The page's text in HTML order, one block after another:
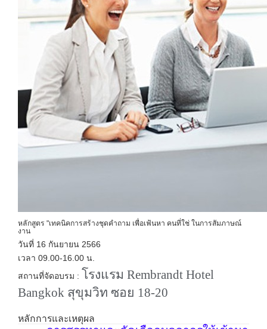
หลักสูตร "เทคนิคการสร้างชุดคำถาม เพื่อเฟ้นหา คนที่ใช่ ในการสัมภาษณ์
งาน
วันที่ 16 กันยายน 2566
เวลา 09.00-16.00 น.
สถานที่จัดอบรม : โรงแรม Rembrandt Hotel
Bangkok สุขุมวิท ซอย 18-20
หลักการและเหตุผล